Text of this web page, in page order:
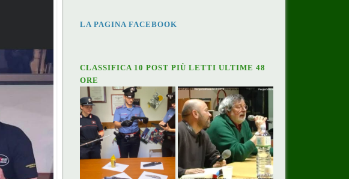
LA PAGINA FACEBOOK
CLASSIFICA 10 POST PIÙ LETTI ULTIME 48
ORE